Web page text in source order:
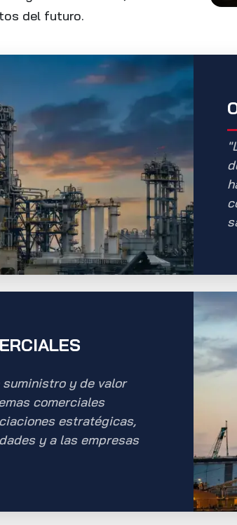
del futuro.
suministro y de valor
comerciales
estratégicas,
y a las empresas